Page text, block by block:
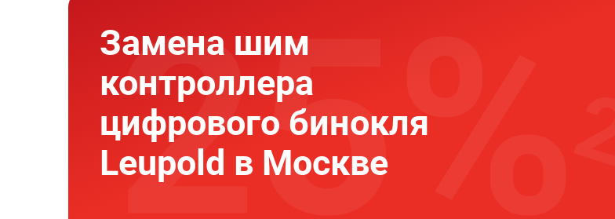
Замена шим
контроллера
цифрового бинокля
Leupold в Москве